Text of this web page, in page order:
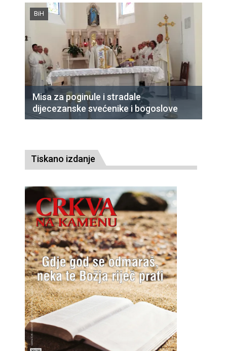
BiH
Misa za poginule i stradale
dijecezanske svećenike i bogoslove
Tiskano izdanje